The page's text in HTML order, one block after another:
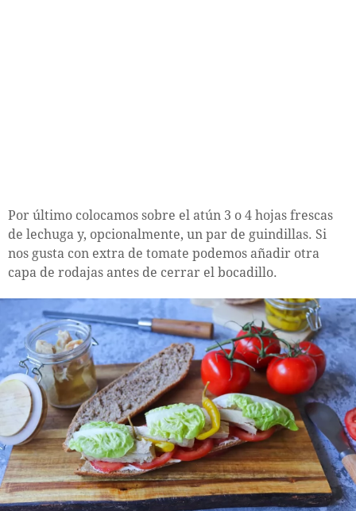
Por último colocamos sobre el atún 3 o 4 hojas frescas
de lechuga y, opcionalmente, un par de guindillas. Si
nos gusta con extra de tomate podemos añadir otra
capa de rodajas antes de cerrar el bocadillo.